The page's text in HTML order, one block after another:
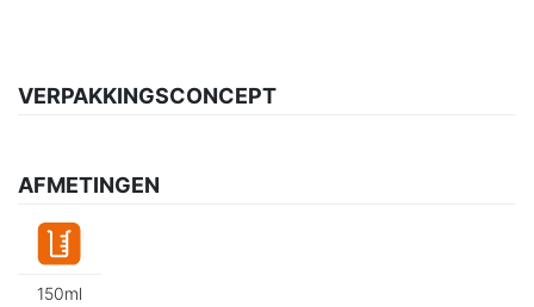
VERPAKKINGSCONCEPT
AFMETINGEN
150ml